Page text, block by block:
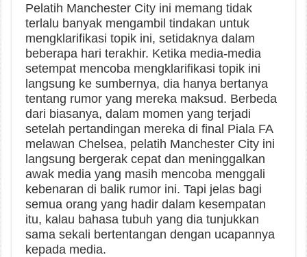
Pelatih Manchester City ini memang tidak
terlalu banyak mengambil tindakan untuk
mengklarifikasi topik ini, setidaknya dalam
beberapa hari terakhir. Ketika media-media
setempat mencoba mengklarifikasi topik ini
langsung ke sumbernya, dia hanya bertanya
tentang rumor yang mereka maksud. Berbeda
dari biasanya, dalam momen yang terjadi
setelah pertandingan mereka di final Piala FA
melawan Chelsea, pelatih Manchester City ini
langsung bergerak cepat dan meninggalkan
awak media yang masih mencoba menggali
kebenaran di balik rumor ini. Tapi jelas bagi
semua orang yang hadir dalam kesempatan
itu, kalau bahasa tubuh yang dia tunjukkan
sama sekali bertentangan dengan ucapannya
kepada media.